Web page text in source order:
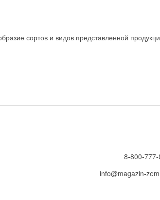
сортов и видов представленной
8-800-
info@magazin-